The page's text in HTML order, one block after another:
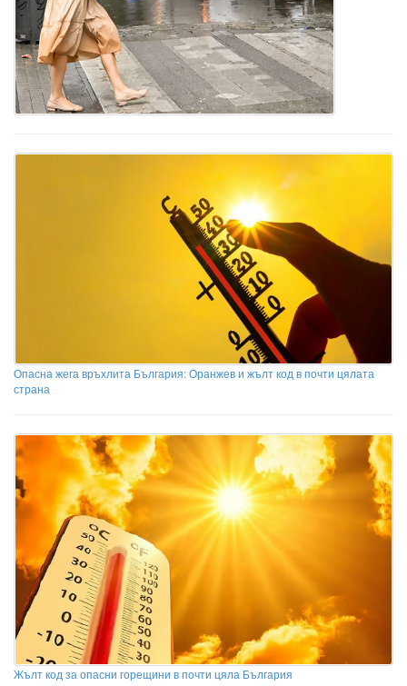
Опасна жега връхлита България: Оранжев и жълт код в почти цялата
страна
Жълт код за опасни горещини в почти цяла България